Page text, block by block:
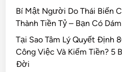
Bí Mật Người Do Thái Biến
Thành Tiền Tỷ – Bạn Có
Tại Sao Tâm Lý Quyết Định
Công Việc Và Kiếm Tiền? 5
Đời